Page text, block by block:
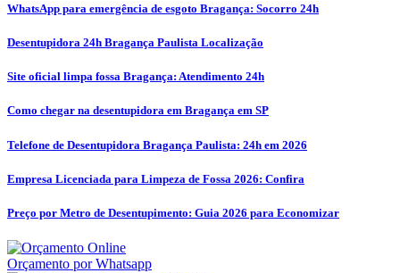
WhatsApp para emergência de esgoto Bragança: Socorro 24h
Desentupidora 24h Bragança Paulista Localização
Site oficial limpa fossa Bragança: Atendimento 24h
Como chegar na desentupidora em Bragança em SP
Telefone de Desentupidora Bragança Paulista: 24h em 2026
Empresa Licenciada para Limpeza de Fossa 2026: Confira
Preço por Metro de Desentupimento: Guia 2026 para Economizar
Orçamento por Whatsapp